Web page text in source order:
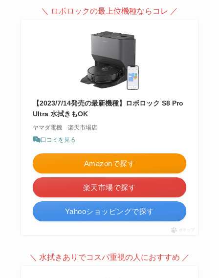
＼ ロボロックの最上位機種ならコレ ／
【2023/7/14発売の最新機種】ロボロック S8 Pro
Ultra 水拭きもOK
ヤマダ電機 楽天市場店
口コミを見る
Amazonで探す
楽天市場で探す
Yahooショッピングで探す
ポチップ
＼ 水拭きありでコスパ重視の人におすすめ ／